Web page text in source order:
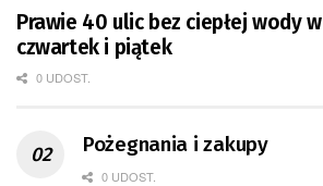
Prawie 40 ulic bez ciepłej wody w
czwartek i piątek
0 UDOST.
Pożegnania i zakupy
0 UDOST.